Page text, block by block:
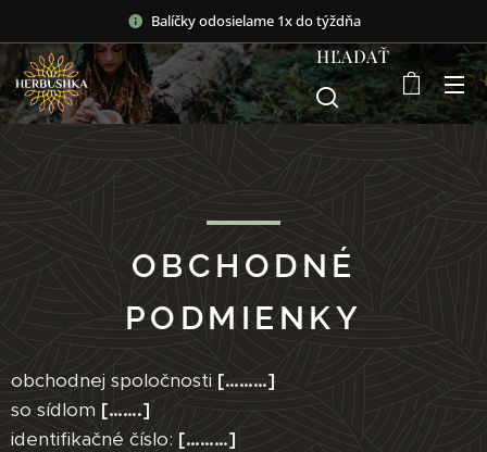
Balíčky odosielame 1x do týždňa
HĽADAŤ
OBCHODNÉ
PODMIENKY
obchodnej spoločnosti [………]
so sídlom […….]
identifikačné číslo: [………]